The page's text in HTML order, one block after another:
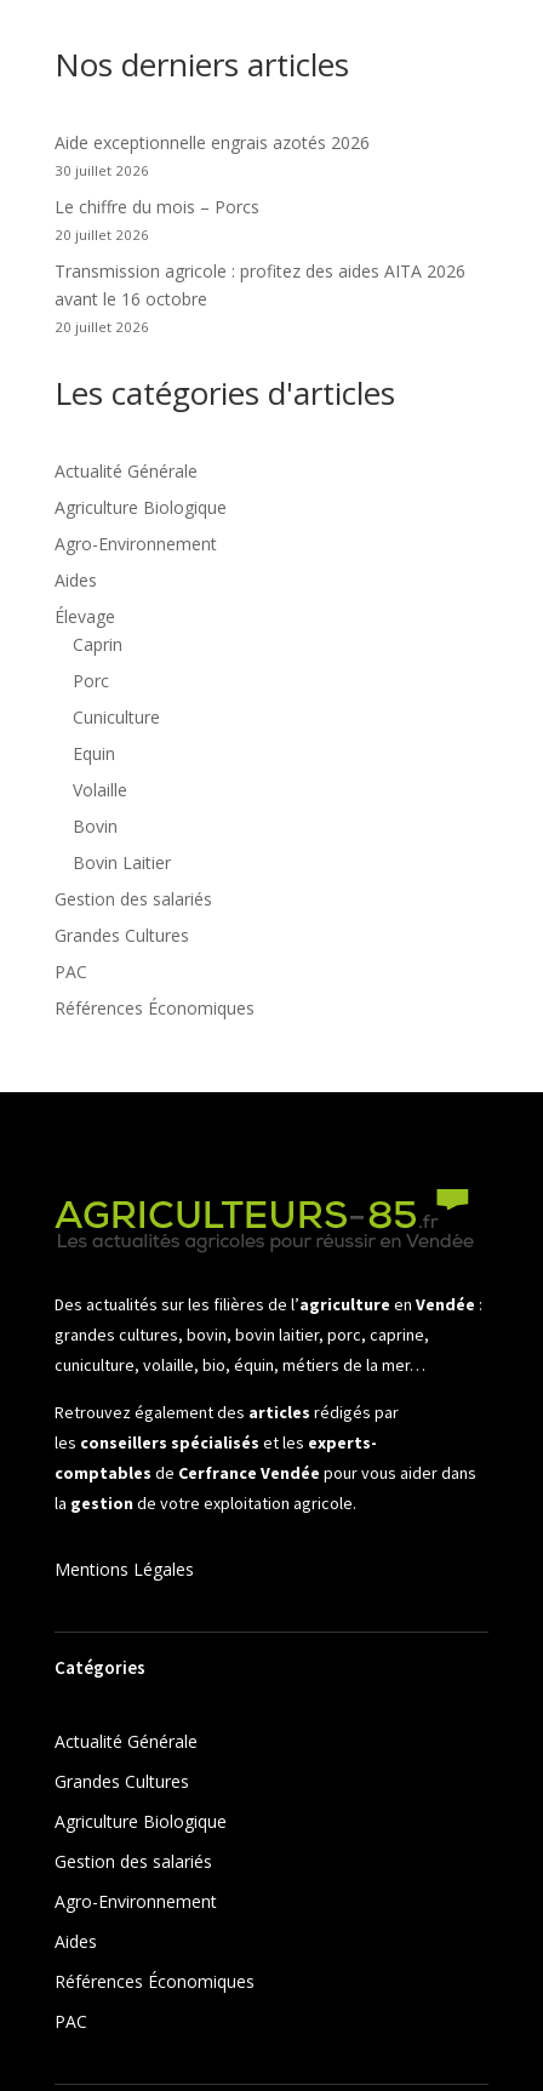
Nos derniers articles
Aide exceptionnelle engrais azotés 2026
30 juillet 2026
Le chiffre du mois – Porcs
20 juillet 2026
Transmission agricole : profitez des aides AITA 2026
avant le 16 octobre
20 juillet 2026
Les catégories d'articles
Actualité Générale
Agriculture Biologique
Agro-Environnement
Aides
Élevage
Caprin
Porc
Cuniculture
Equin
Volaille
Bovin
Bovin Laitier
Gestion des salariés
Grandes Cultures
PAC
Références Économiques
Des actualités sur les filières de l’agriculture en Vendée :
grandes cultures, bovin, bovin laitier, porc, caprine,
cuniculture, volaille, bio, équin, métiers de la mer…
Retrouvez également des articles rédigés par
les conseillers spécialisés et les experts-
comptables de Cerfrance Vendée pour vous aider dans
la gestionde votre exploitation agricole.
Mentions Légales
Catégories
Actualité Générale
Grandes Cultures
Agriculture Biologique
Gestion des salariés
Agro-Environnement
Aides
Références Économiques
PAC